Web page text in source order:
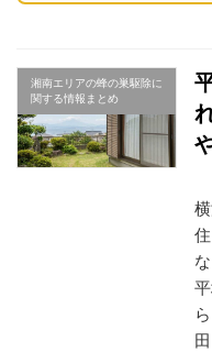
湘南エリアの蜂の巣駆除に
関する情報まとめ